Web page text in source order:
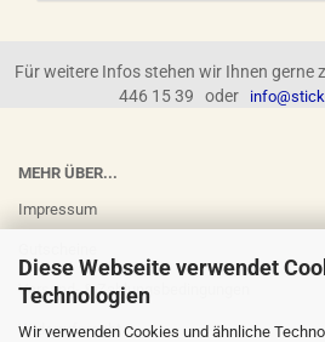
Diese Webseite verwendet
Technologien
Wir verwenden Cookies und ähnliche
Für weitere Infos stehen wir Ihnen gerne
446 15 39 oder
MEHR ÜBER...
Impressum
Versand- & Zahlungsbedingungen
Widerrufsrecht